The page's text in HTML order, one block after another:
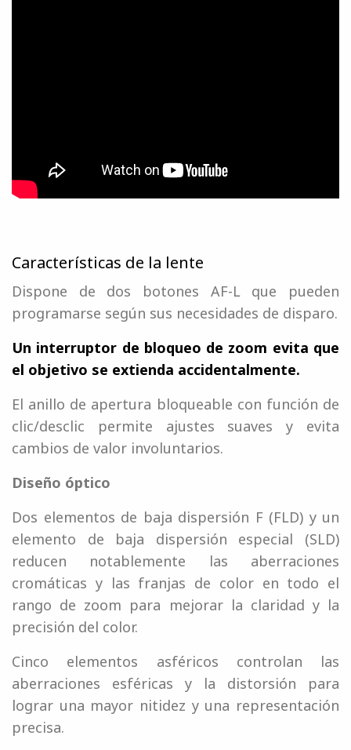
Características de la lente
Dispone de dos botones AF-L que pueden
programarse según sus necesidades de disparo.
Un interruptor de bloqueo de zoom evita que
el objetivo se extienda accidentalmente.
El anillo de apertura bloqueable con función de
clic/desclic permite ajustes suaves y evita
cambios de valor involuntarios.
Diseño óptico
Dos elementos de baja dispersión F (FLD) y un
elemento de baja dispersión especial (SLD)
reducen notablemente las aberraciones
cromáticas y las franjas de color en todo el
rango de zoom para mejorar la claridad y la
precisión del color.
Cinco elementos asféricos controlan las
aberraciones esféricas y la distorsión para
lograr una mayor nitidez y una representación
precisa.